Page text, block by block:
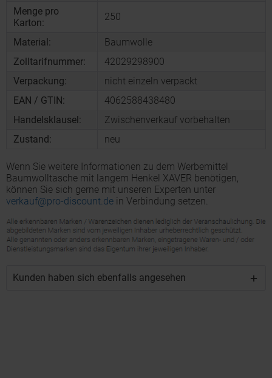
Menge pro
Karton:
250
Material:
Baumwolle
Zolltarifnummer:
42029298900
Verpackung:
nicht einzeln verpackt
EAN / GTIN:
4062588438480
Handelsklausel:
Zwischenverkauf vorbehalten
Zustand:
neu
Wenn Sie weitere Informationen zu dem Werbemittel
Baumwolltasche mit langem Henkel XAVER benötigen,
können Sie sich gerne mit unseren Experten unter
verkauf@pro-discount.de in Verbindung setzen.
Kunden haben sich ebenfalls angesehen